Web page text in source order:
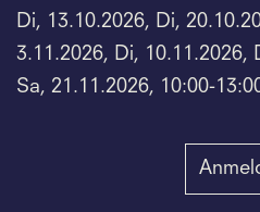
Di, 13.10.2026, Di,
3.11.2026, Di, 10.11.2026,
Sa, 21.11.2026, 10:00-